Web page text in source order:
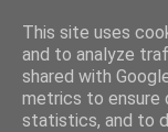
This site uses
and to analyze
shared with
metrics to ensure
statistics, and to